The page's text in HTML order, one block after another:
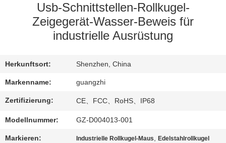
QUALITÄTSKONTROLLE
SIE
MIT
UNS
IN
VERBINDUNG
Usb-Schnittstellen-Rollkugel-
Zeigegerät-Wasser-Beweis für
industrielle Ausrüstung
Herkunftsort: Shenzhen, China
Markenname: guangzhi
Zertifizierung: CE、FCC、RoHS、IP68
Modellnummer: GZ-D004013-001
Markieren: Industrielle Rollkugel-Maus,Edelstahlrollkugel